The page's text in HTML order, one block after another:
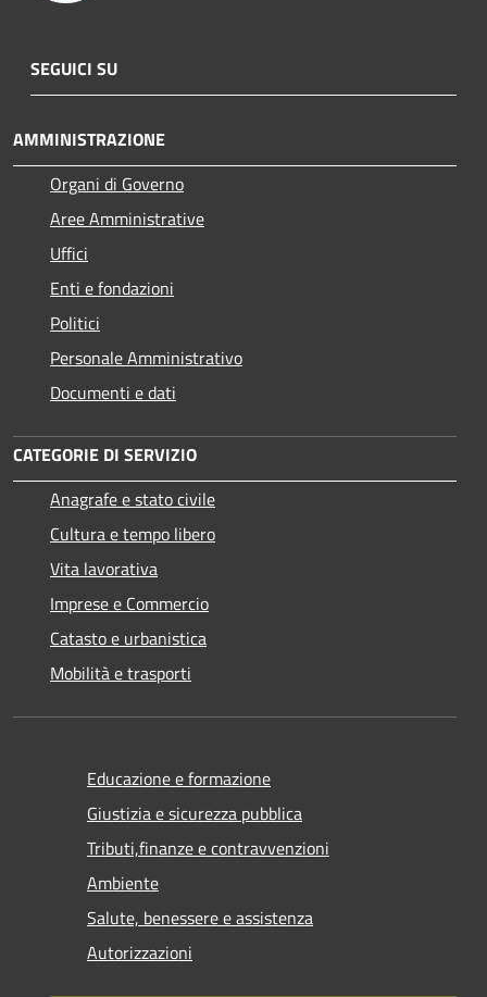
SEGUICI SU
AMMINISTRAZIONE
Organi di Governo
Aree Amministrative
Uffici
Enti e fondazioni
Politici
Personale Amministrativo
Documenti e dati
CATEGORIE DI SERVIZIO
Anagrafe e stato civile
Cultura e tempo libero
Vita lavorativa
Imprese e Commercio
Catasto e urbanistica
Mobilità e trasporti
Educazione e formazione
Giustizia e sicurezza pubblica
Tributi,finanze e contravvenzioni
Ambiente
Salute, benessere e assistenza
Autorizzazioni